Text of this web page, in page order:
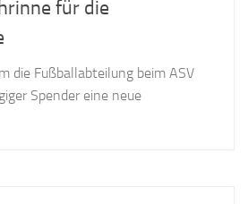
für die
die Fußballabteilung beim ASV
Spender eine neue